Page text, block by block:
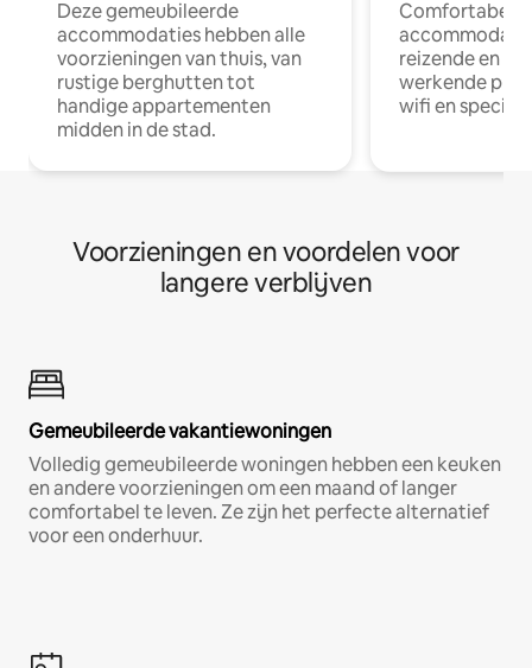
Deze gemeubileerde
accommodaties hebben alle
voorzieningen van thuis, van
rustige berghutten tot
handige appartementen
midden in de stad.
Comfortabele
reizende en
werkende
wifi en
Voorzieningen en voordelen voor
langere verblijven
Gemeubileerde vakantiewoningen
Volledig gemeubileerde woningen hebben een keuken
en andere voorzieningen om een maand of langer
comfortabel te leven. Ze zijn het perfecte alternatief
voor een onderhuur.